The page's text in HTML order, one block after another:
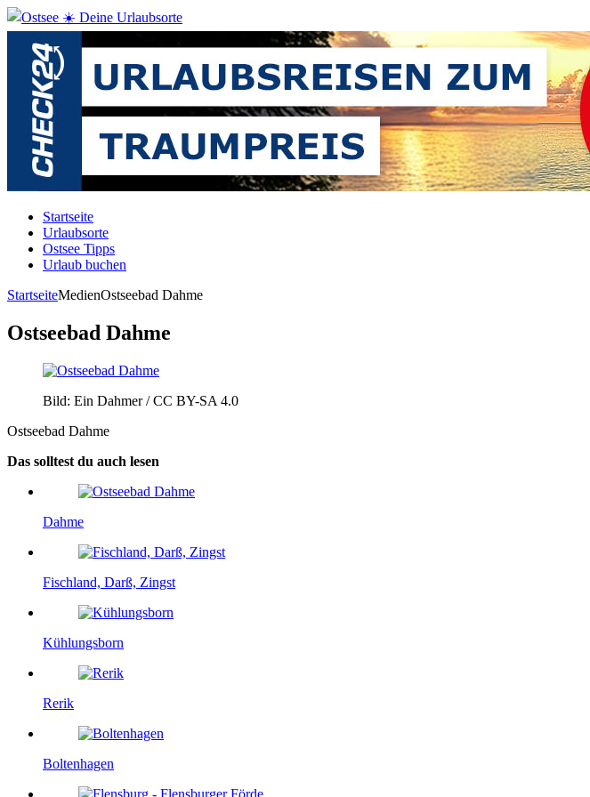
Startseite
Urlaubsorte
Ostsee Tipps
Urlaub buchen
StartseiteMedienOstseebad Dahme
Ostseebad Dahme
Bild: Ein Dahmer / CC BY-SA 4.0
Ostseebad Dahme
Das solltest du auch lesen
Dahme
Fischland, Darß, Zingst
Kühlungsborn
Rerik
Boltenhagen